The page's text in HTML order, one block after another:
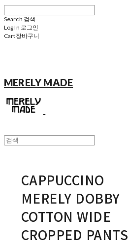
Search 검색
Log In 로그인
Cart장바구니
MERELY MADE
CAPPUCCINO
MERELY DOBBY
COTTON WIDE
CROPPED PANTS